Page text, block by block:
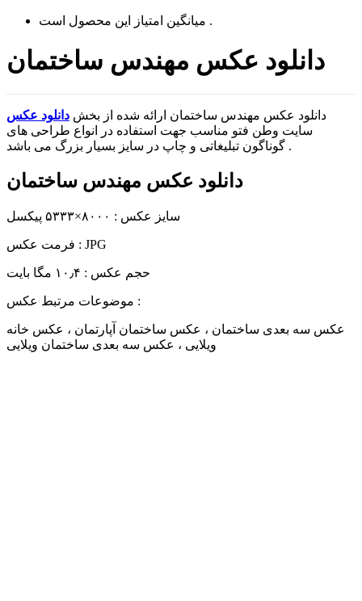
میانگین امتیاز این محصول است .
دانلود عکس مهندس ساختمان
دانلود عکس مهندس ساختمان ارائه شده از بخش دانلود عکس
سایت وطن فتو مناسب جهت استفاده در انواع طراحی های
گوناگون تبلیغاتی و چاپ در سایز بسیار بزرگ می باشد .
دانلود عکس مهندس ساختمان
سایز عکس : ۸۰۰۰×۵۳۳۳ پیکسل
فرمت عکس : JPG
حجم عکس : ۱۰٫۴ مگا بایت
موضوعات مرتبط عکس :
عکس سه بعدی ساختمان ، عکس ساختمان آپارتمان ، عکس خانه
ویلایی ، عکس سه بعدی ساختمان ویلایی